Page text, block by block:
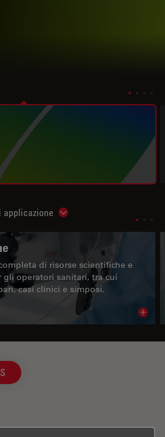
subnavigation
applicazione Show subnavigation
di risorse scientifiche e
gli operatori sanitari, tra cui
casi clinici e simposi.